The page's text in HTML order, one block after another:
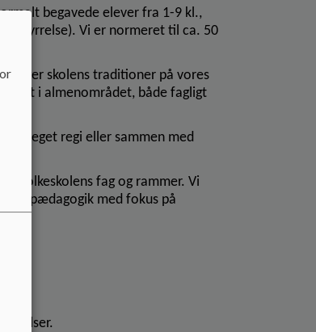
begavede elever fra 1-9 kl.,
Vi er normeret til ca. 50
følger skolens traditioner på vores
det i almenområdet, både fagligt
eget regi eller sammen med
folkeskolens fag og rammer. Vi
pædagogik med fokus på